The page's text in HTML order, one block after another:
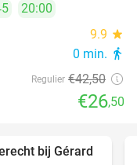
20:00
9.9 star
0 min. directions_walk
Regulier €42,50
€26,50
49%
bij Gérard